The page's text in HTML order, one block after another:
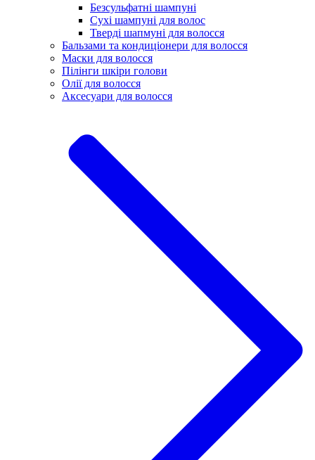
Безсульфатні шампуні
Сухі шампуні для волос
Тверді шапмуні для волосся
Бальзами та кондиціонери для волосся
Маски для волосся
Пілінги шкіри голови
Олії для волосся
Аксесуари для волосся